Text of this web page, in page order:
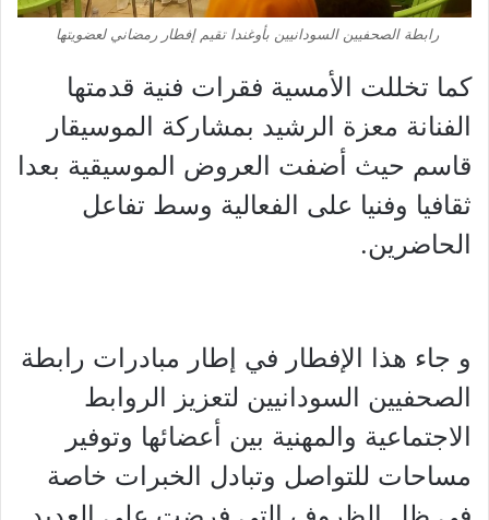
رابطة الصحفيين السودانيين بأوغندا تقيم إفطار رمضاني لعضويتها
كما تخللت الأمسية فقرات فنية قدمتها
الفنانة معزة الرشيد بمشاركة الموسيقار
قاسم حيث أضفت العروض الموسيقية بعدا
ثقافيا وفنيا على الفعالية وسط تفاعل
الحاضرين.
و جاء هذا الإفطار في إطار مبادرات رابطة
الصحفيين السودانيين لتعزيز الروابط
الاجتماعية والمهنية بين أعضائها وتوفير
مساحات للتواصل وتبادل الخبرات خاصة